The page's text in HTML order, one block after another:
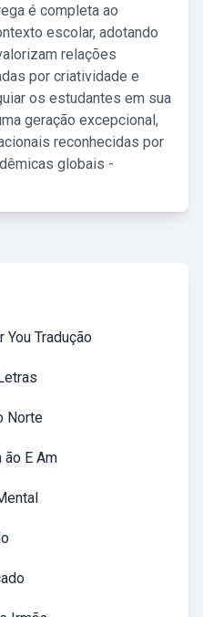
é completa ao
escolar, adotando
relações
por criatividade e
os estudantes em sua
geração excepcional,
reconhecidas por
globais -
You Tradução
Norte
E Am